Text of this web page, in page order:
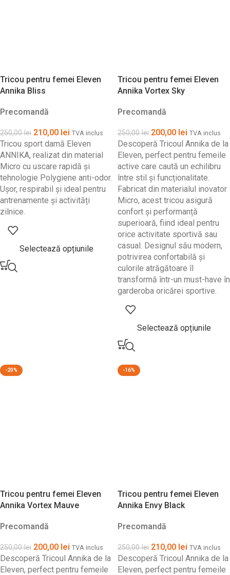
Tricou pentru femei Eleven
Annika Bliss
Precomandă
250,00lei 210,00 lei TVA inclus
Tricou sport damă Eleven
ANNIKA, realizat din material
Micro cu uscare rapidă și
tehnologie Polygiene anti-odor.
Ușor, respirabil și ideal pentru
antrenamente și activități
zilnice.
Selectează opțiunile
Tricou pentru femei Eleven
Annika Vortex Sky
Precomandă
250,00lei 200,00 lei TVA inclus
Descoperă Tricoul Annika de la
Eleven, perfect pentru femeile
active care caută un echilibru
între stil și funcționalitate.
Fabricat din materialul inovator
Micro, acest tricou asigură
confort și performanță
superioară, fiind ideal pentru
orice activitate sportivă sau
casual. Designul său modern,
potrivirea confortabilă și
culorile atrăgătoare îl
transformă într-un must-have în
garderoba oricărei sportive.
Selectează opțiunile
-20%
Tricou pentru femei Eleven
Annika Vortex Mauve
Precomandă
250,00lei 200,00 lei TVA inclus
Descoperă Tricoul Annika de la
Eleven, perfect pentru femeile
-16%
Tricou pentru femei Eleven
Annika Envy Black
Precomandă
250,00lei 210,00 lei TVA inclus
Descoperă Tricoul Annika de la
Eleven, perfect pentru femeile